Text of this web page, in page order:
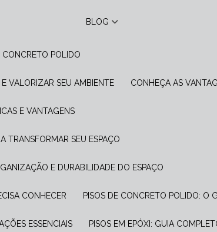
BLOG
CONCRETO POLIDO
VALORIZAR SEU AMBIENTE CONHEÇA AS
E VANTAGENS
TRANSFORMAR SEU ESPAÇO
E DURABILIDADE DO ESPAÇO
CONHECER PISOS DE CONCRETO POLIDO:
ESSENCIAIS PISOS EM EPÓXI: GUIA